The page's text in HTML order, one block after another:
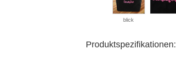
blick
Produktspezifikationen: